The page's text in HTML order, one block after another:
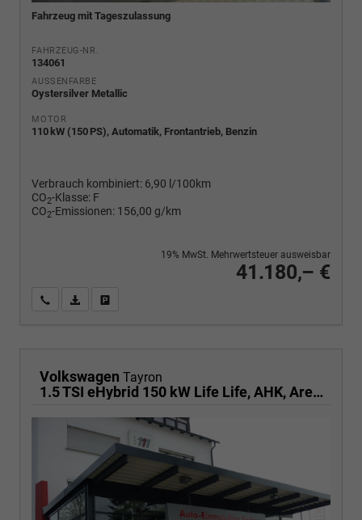
Fahrzeug mit Tageszulassung
FAHRZEUG-NR.
134061
AUSSENFARBE
Oystersilver Metallic
MOTOR
110 kW (150 PS), Automatik, Frontantrieb, Benzin
Verbrauch kombiniert: 6,90 l/100km
CO2-Klasse: F
CO2-Emissionen: 156,00 g/km
41.180,– €
19% MwSt. Mehrwertsteuer ausweisbar
Wir rufen Sie anPDF-Fahrzeugexposé drucken
Volkswagen Tayron
1.5 TSI eHybrid 150 kW Life Life, AHK, AreaView, Side, Navi, Winter, 5-J. Garantie